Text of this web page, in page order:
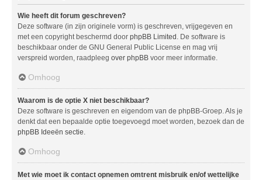
Wie heeft dit forum geschreven?
Deze software (in zijn originele vorm) is geschreven, vrijgegeven en
met een copyright beschermd door phpBB Limited . De software is
beschikbaar onder de GNU General Public License en mag vrij
verspreid worden, raadpleeg over phpBB voor meer informatie.
Omhoog
Waarom is de optie X niet beschikbaar?
Deze software is geschreven en eigendom van de phpBB-Groep. Als je
denkt dat een bepaalde optie toegevoegd moet worden, bezoek dan de
phpBB Ideeën sectie
Omhoog
Met wie moet ik contact opnemen omtrent misbruik en/of wettelijke